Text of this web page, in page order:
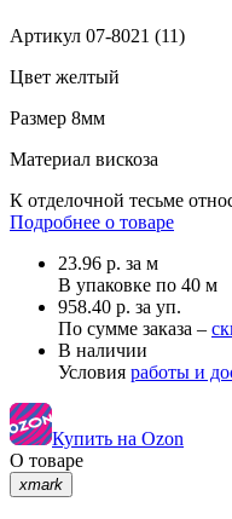
Артикул 07-8021 (11)
Цвет желтый
Размер 8мм
Материал вискоза
К отделочной тесьме
Подробнее о товаре
23.96 р. за м
В упаковке по 40 м
958.40 р. за уп.
По сумме заказа –
В наличии
Условия работы и
Купить на Ozon
О товаре
xmark